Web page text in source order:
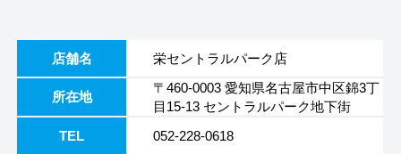
店舗名 栄セントラルパーク店
所在地
〒460-0003 愛知県名古屋市中区錦3丁
目15-13 セントラルパーク地下街
TEL
052-228-0618